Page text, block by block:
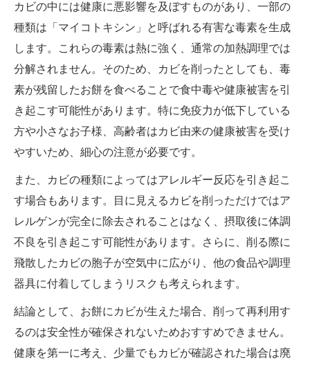
カビの中には健康に悪影響を及ぼすものがあり、一部の
種類は「マイコトキシン」と呼ばれる有害な毒素を生成
します。これらの毒素は熱に強く、通常の加熱調理では
分解されません。そのため、カビを削ったとしても、毒
素が残留したお餅を食べることで食中毒や健康被害を引
き起こす可能性があります。特に免疫力が低下している
方や小さなお子様、高齢者はカビ由来の健康被害を受け
やすいため、細心の注意が必要です。
また、カビの種類によってはアレルギー反応を引き起こ
す場合もあります。目に見えるカビを削っただけではア
レルゲンが完全に除去されることはなく、摂取後に体調
不良を引き起こす可能性があります。さらに、削る際に
飛散したカビの胞子が空気中に広がり、他の食品や調理
器具に付着してしまうリスクも考えられます。
結論として、お餅にカビが生えた場合、削って再利用す
るのは安全性が確保されないためおすすめできません。
健康を第一に考え、少量でもカビが確認された場合は廃